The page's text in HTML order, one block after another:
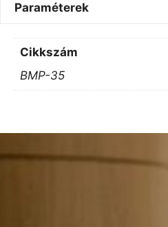
Paraméterek
Cikkszám
BMP-35